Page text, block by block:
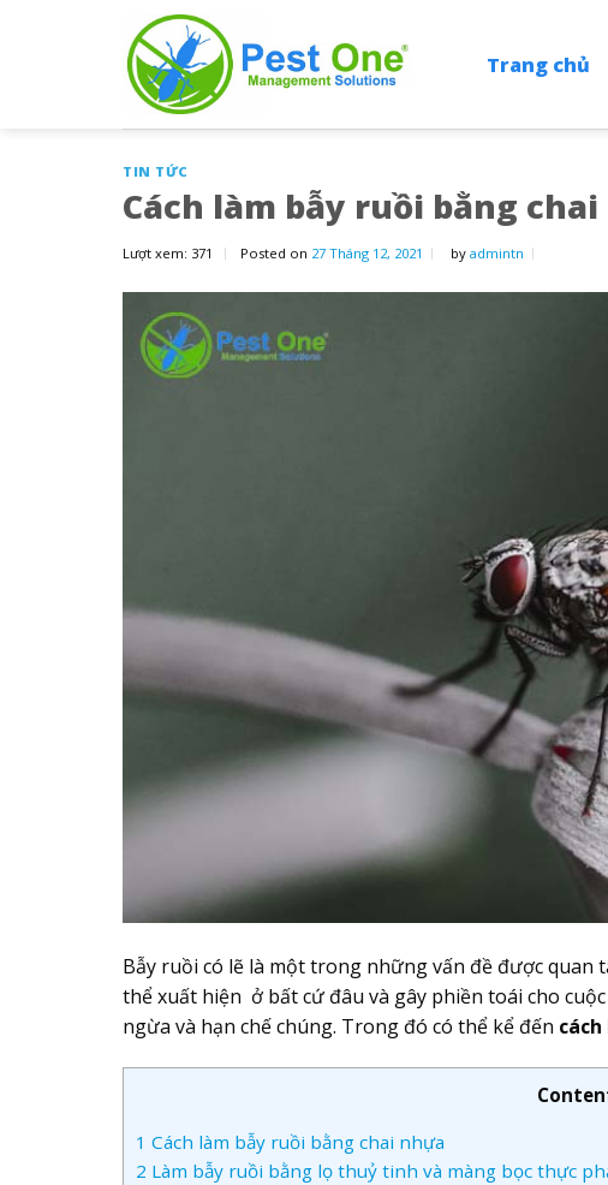
Trang chủ
TIN TỨC
Cách làm bẫy ruồi bằng
Lượt xem: 371 Posted on 27 Tháng 12, 2021 by admintn
Bẫy ruồi có lẽ là một trong những vấn đề được quan
thể xuất hiện ở bất cứ đâu và gây phiền toái cho
ngừa và hạn chế chúng. Trong đó có thể kể đến
1 Cách làm bẫy ruồi bằng chai nhựa
2 Làm bẫy ruồi bằng lọ thuỷ tinh và màng bọc thực